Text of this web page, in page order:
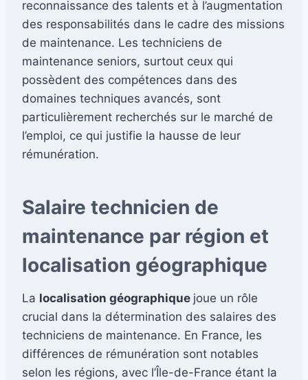
reconnaissance des talents et à l’augmentation
des responsabilités dans le cadre des missions
de maintenance. Les techniciens de
maintenance seniors, surtout ceux qui
possèdent des compétences dans des
domaines techniques avancés, sont
particulièrement recherchés sur le marché de
l’emploi, ce qui justifie la hausse de leur
rémunération.
Salaire technicien de
maintenance par région et
localisation géographique
La localisation géographique joue un rôle
crucial dans la détermination des salaires des
techniciens de maintenance. En France, les
différences de rémunération sont notables
selon les régions, avec l’Île-de-France étant la